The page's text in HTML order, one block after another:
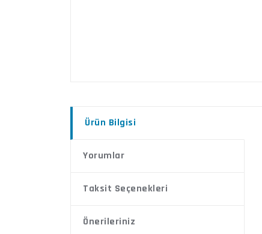
Ürün Bilgisi
Yorumlar
Taksit Seçenekleri
Önerileriniz